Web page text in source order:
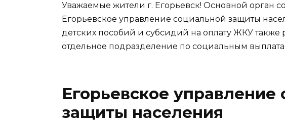
Уважаемые жители г. Егорьевск! Основной орган
Егорьевское управление социальной защиты
детских пособий и субсидий на оплату ЖКУ также
отдельное подразделение по социальным
Егорьевское управление
защиты населения